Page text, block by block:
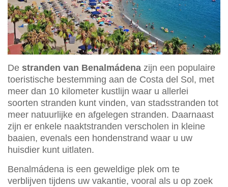
De stranden van Benalmádena zijn een populaire
toeristische bestemming aan de Costa del Sol, met
meer dan 10 kilometer kustlijn waar u allerlei
soorten stranden kunt vinden, van stadsstranden tot
meer natuurlijke en afgelegen stranden. Daarnaast
zijn er enkele naaktstranden verscholen in kleine
baaien, evenals een hondenstrand waar u uw
huisdier kunt uitlaten.
Benalmádena is een geweldige plek om te
verblijven tijdens uw vakantie, vooral als u op zoek